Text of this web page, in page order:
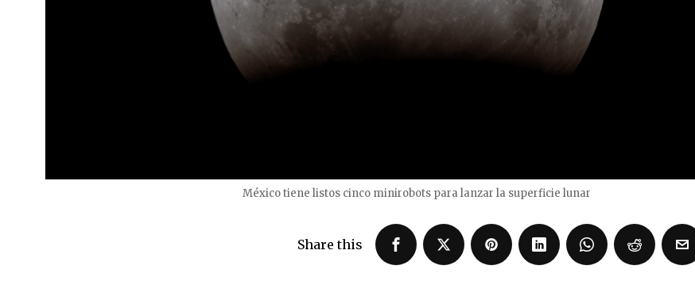
México tiene listos cinco minirobots para lanzar la superficie lunar
Share this